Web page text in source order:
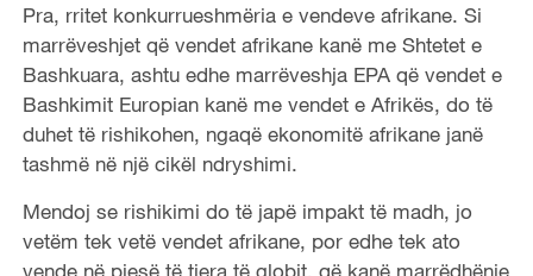
Pra, rritet konkurrueshmëria e vendeve afrikane. Si
marrëveshjet që vendet afrikane kanë me Shtetet e
Bashkuara, ashtu edhe marrëveshja EPA që vendet e
Bashkimit Europian kanë me vendet e Afrikës, do të
duhet të rishikohen, ngaqë ekonomitë afrikane janë
tashmë në një cikël ndryshimi.
Mendoj se rishikimi do të japë impakt të madh, jo
vetëm tek vetë vendet afrikane, por edhe tek ato
vende në pjesë të tjera të globit, që kanë marrëdhënie